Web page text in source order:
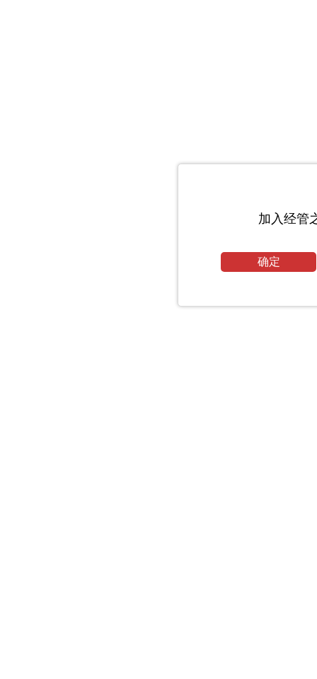
加入经管
确定